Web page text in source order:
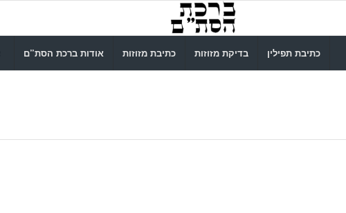
אודות ברכת הסת”ם כתיבת מזוזות בדיקת מזוזות כתיבת תפילין